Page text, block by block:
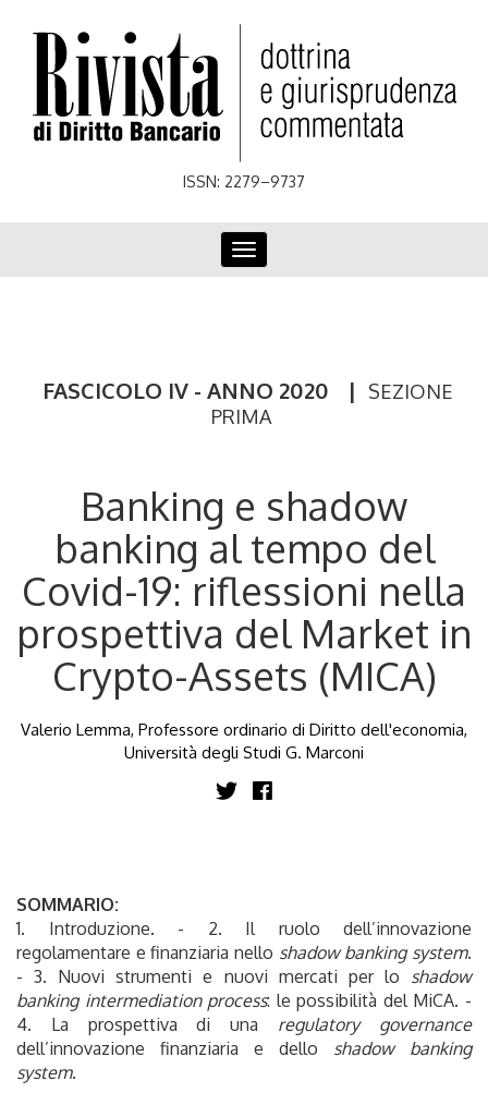
ISSN: 2279–9737
Toggle
navigation
FASCICOLO IV - ANNO 2020 |
SEZIONE
PRIMA
Banking e shadow
banking al tempo del
Covid-19: riflessioni nella
prospettiva del Market in
Crypto-Assets (MICA)
Valerio Lemma, Professore ordinario di Diritto dell'economia,
Università degli Studi G. Marconi
SOMMARIO:
1. Introduzione. - 2. Il ruolo dell’innovazione
regolamentare e finanziaria nello shadow banking system.
- 3. Nuovi strumenti e nuovi mercati per lo shadow
banking intermediation process: le possibilità del MiCA. -
4. La prospettiva di una regulatory governance
dell’innovazione finanziaria e dello shadow banking
system.